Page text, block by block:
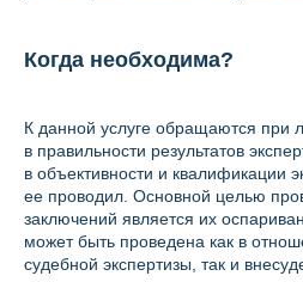
Когда необходима?
К данной услуге обращаются при
в правильности результатов
в объективности и квалификации
ее проводил. Основной целью
заключений является их
может быть проведена как в
судебной экспертизы, так и